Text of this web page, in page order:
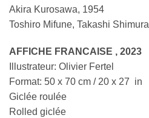
Akira Kurosawa, 1954
Toshiro Mifune, Takashi Shimura
AFFICHE FRANCAISE , 2023
Illustrateur: Olivier Fertel
Format: 50 x 70 cm / 20 x 27 in
Giclée roulée
Rolled giclée